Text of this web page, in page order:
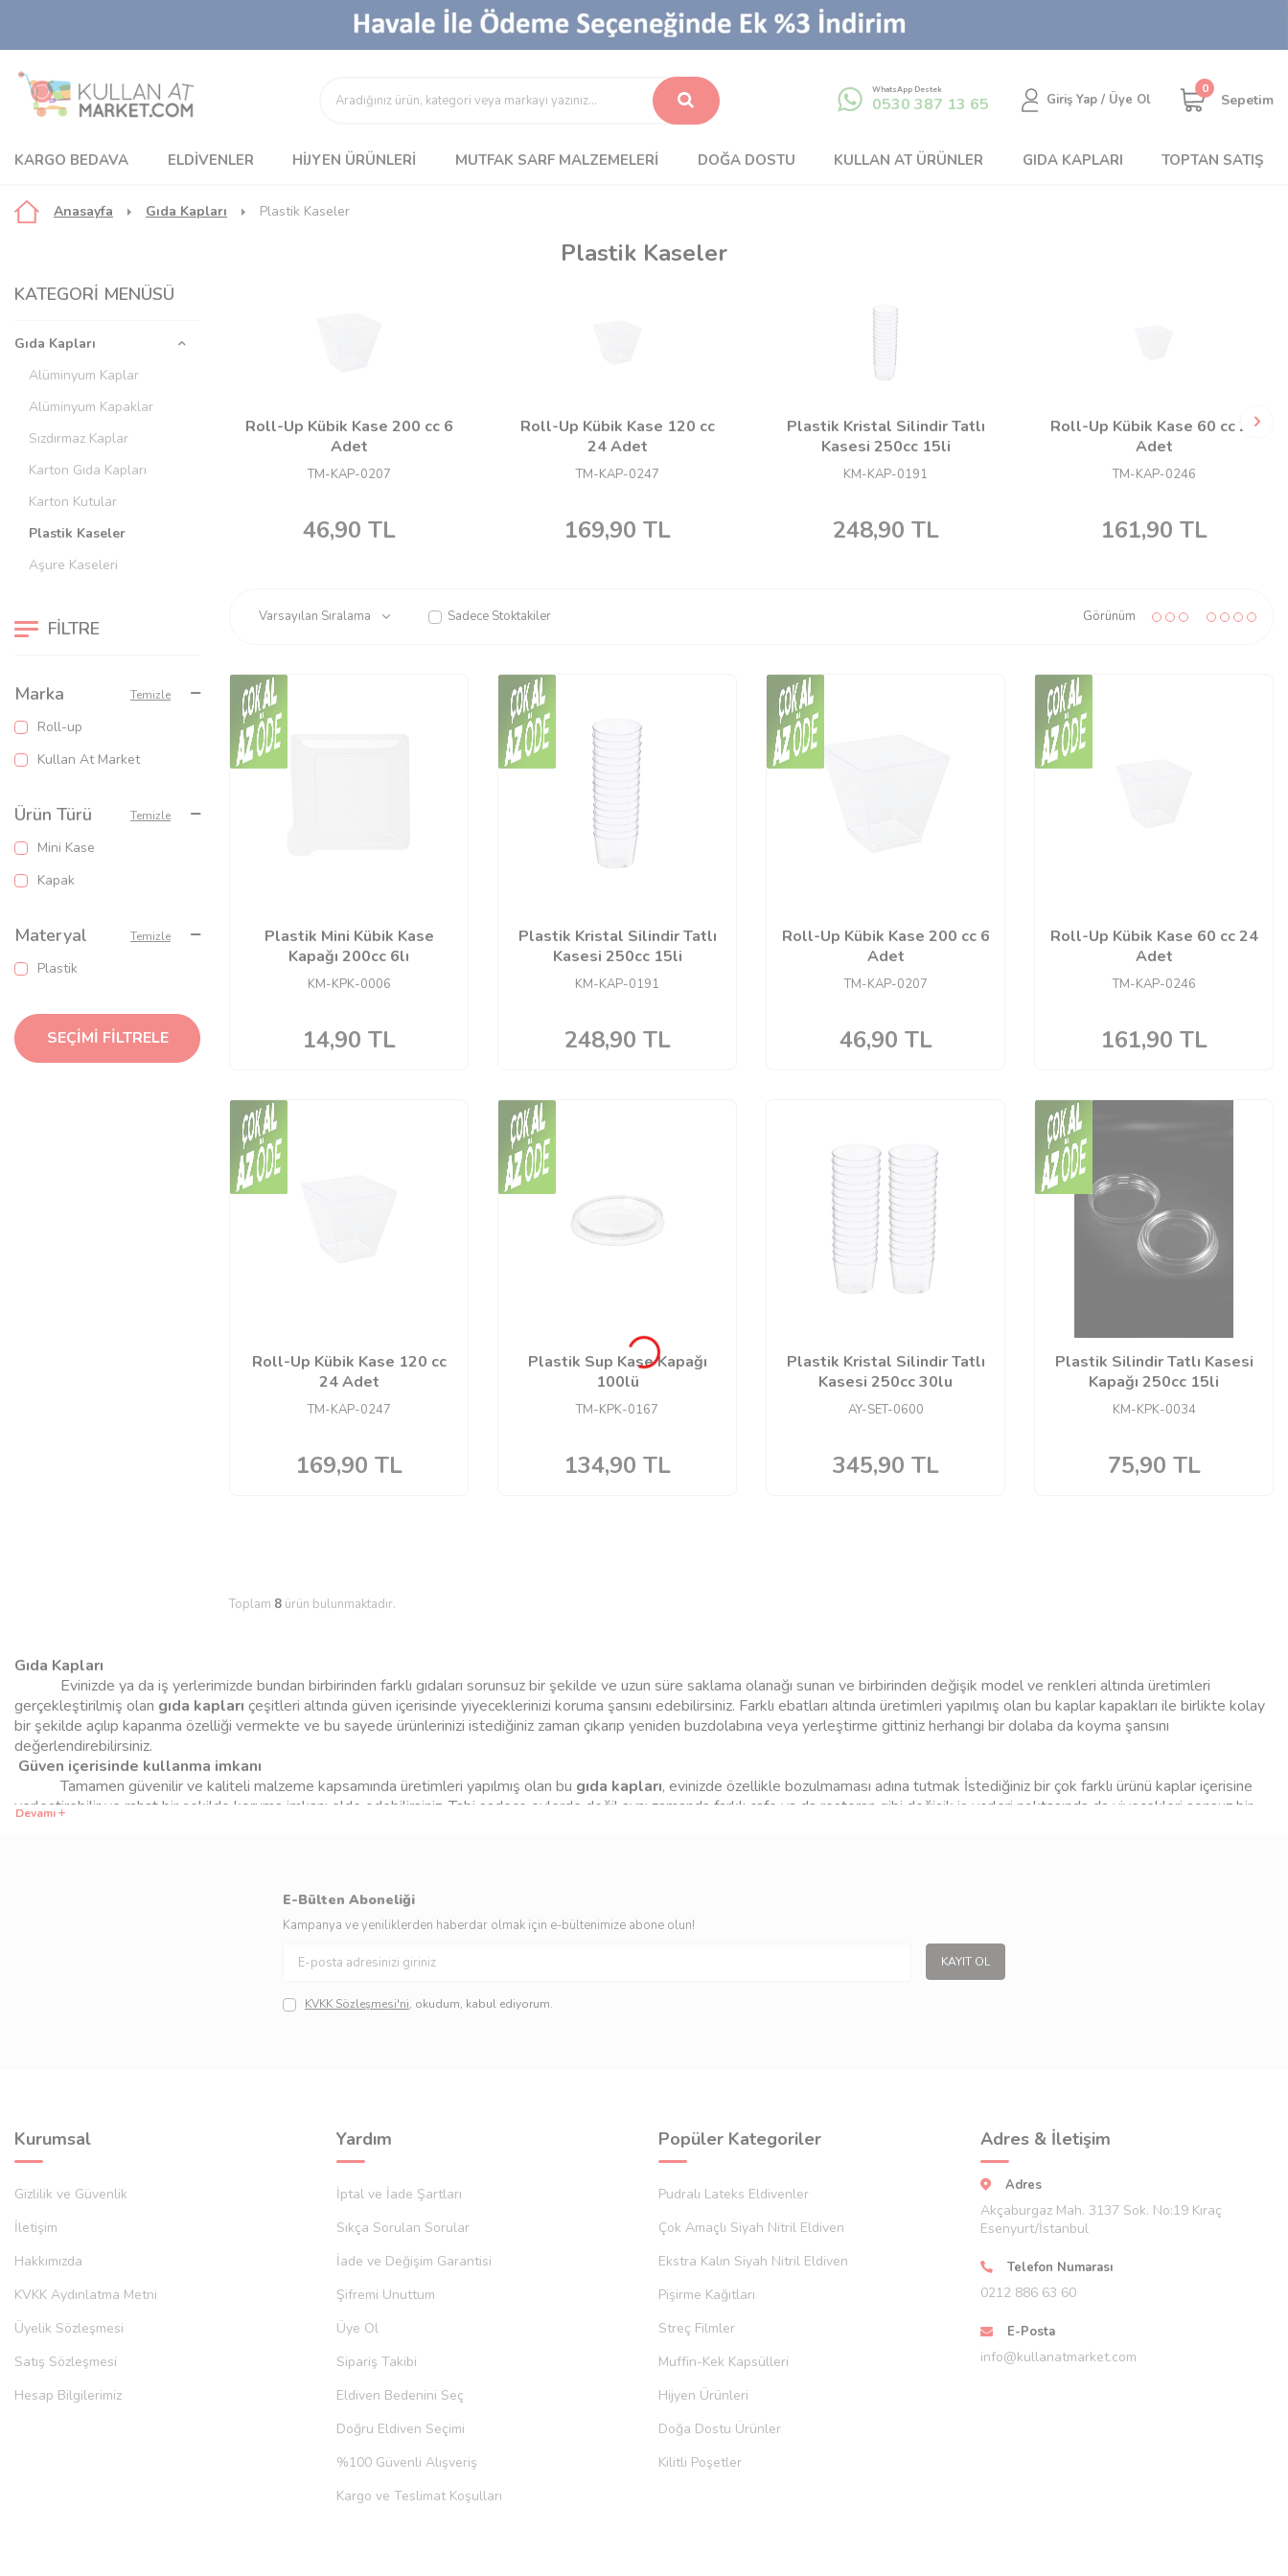
WhatsApp Destek
0530 387 13 65 Giriş Yap / Üye Ol
0
Sepetim
KARGO BEDAVA ELDIVENLER HIJYEN ÜRÜNLERI MUTFAK SARF MALZEMELERI DOĞA DOSTU KULLAN AT ÜRÜNLER GIDA KAPLARI TOPTAN SATIŞ
Anasayfa Gıda Kapları Plastik Kaseler
Plastik Kaseler
KATEGORI MENÜSÜ
Gıda Kapları
Alüminyum Kaplar
Alüminyum Kapaklar
Sızdırmaz Kaplar
Karton Gıda Kapları
Karton Kutular
Plastik Kaseler
Aşure Kaseleri
FILTRE
Marka Temizle
Roll-up
Kullan At Market
Ürün Türü Temizle
Mini Kase
Kapak
Materyal Temizle
Plastik
SEÇIMI FILTRELE
Roll-Up Kübik Kase 200 cc 6
Adet
TM-KAP-0207
46,90 TL
Roll-Up Kübik Kase 120 cc
24 Adet
TM-KAP-0247
169,90 TL
Plastik Kristal Silindir Tatlı
Kasesi 250cc 15li
KM-KAP-0191
248,90 TL
Roll-Up Kübik Kase 60 cc 24
Adet
TM-KAP-0246
161,90 TL
Sadece Stoktakiler Görünüm
Plastik Mini Kübik Kase
Kapağı 200cc 6lı
KM-KPK-0006
14,90 TL
Plastik Kristal Silindir Tatlı
Kasesi 250cc 15li
KM-KAP-0191
248,90 TL
Roll-Up Kübik Kase 200 cc 6
Adet
TM-KAP-0207
46,90 TL
Roll-Up Kübik Kase 60 cc 24
Adet
TM-KAP-0246
161,90 TL
Roll-Up Kübik Kase 120 cc
24 Adet
TM-KAP-0247
169,90 TL
Plastik Sup Kase Kapağı
100lü
TM-KPK-0167
134,90 TL
Plastik Kristal Silindir Tatlı
Kasesi 250cc 30lu
AY-SET-0600
345,90 TL
Plastik Silindir Tatlı Kasesi
Kapağı 250cc 15li
KM-KPK-0034
75,90 TL
Toplam 8 ürün bulunmaktadır.
Gıda Kapları
Evinizde ya da iş yerlerimizde bundan birbirinden farklı gıdaları sorunsuz bir şekilde ve uzun süre saklama olanağı sunan ve birbirinden değişik model ve renkleri altında üretimleri
gerçekleştirilmiş olan gıda kapları çeşitleri altında güven içerisinde yiyeceklerinizi koruma şansını edebilirsiniz. Farklı ebatları altında üretimleri yapılmış olan bu kaplar kapakları ile birlikte kolay
bir şekilde açılıp kapanma özelliği vermekte ve bu sayede ürünlerinizi istediğiniz zaman çıkarıp yeniden buzdolabına veya yerleştirme gittiniz herhangi bir dolaba da koyma şansını
değerlendirebilirsiniz.
Güven içerisinde kullanma imkanı
Tamamen güvenilir ve kaliteli malzeme kapsamında üretimleri yapılmış olan bu gıda kapları, evinizde özellikle bozulmaması adına tutmak İstediğiniz bir çok farklı ürünü kaplar içerisine
yerleştirebilir ve rahat bir şekilde koruma imkanı elde edebilirsiniz. Tabi sadece evlerde değil aynı zamanda farklı cafe ya da restoran gibi değişik iş yerleri noktasında da yiyecekleri sonsuz bir
içerisinde de elde edebilirsiniz. Yuvarlak bir şekilde kafa olarak satın alabilirken dikdörtgen tasarım ya da pizza kutusu olarak da farklı iş yerleri noktasında Bu kapları site içerisinden elde
Devamı
E-Bülten Aboneliği
Kampanya ve yeniliklerden haberdar olmak için e-bültenimize abone olun!
KAYIT OL
KVKK Sözleşmesi'ni, okudum, kabul ediyorum.
Kurumsal
Gizlilik ve Güvenlik
İletişim
Hakkımızda
KVKK Aydınlatma Metni
Üyelik Sözleşmesi
Satış Sözleşmesi
Hesap Bilgilerimiz
Yardım
İptal ve İade Şartları
Sıkça Sorulan Sorular
İade ve Değişim Garantisi
Şifremi Unuttum
Üye Ol
Sipariş Takibi
Eldiven Bedenini Seç
Doğru Eldiven Seçimi
%100 Güvenli Alışveriş
Kargo ve Teslimat Koşulları
Popüler Kategoriler
Pudralı Lateks Eldivenler
Çok Amaçlı Siyah Nitril Eldiven
Ekstra Kalın Siyah Nitril Eldiven
Pişirme Kağıtları
Streç Filmler
Muffin-Kek Kapsülleri
Hijyen Ürünleri
Doğa Dostu Ürünler
Kilitli Poşetler
Adres & İletişim
Adres
Akçaburgaz Mah. 3137 Sok. No:19 Kıraç
Esenyurt/İstanbul
Telefon Numarası
0212 886 63 60
E-Posta
info@kullanatmarket.com